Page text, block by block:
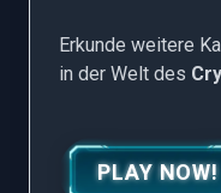
Erkunde weitere
in der Welt des
PLAY NOW!